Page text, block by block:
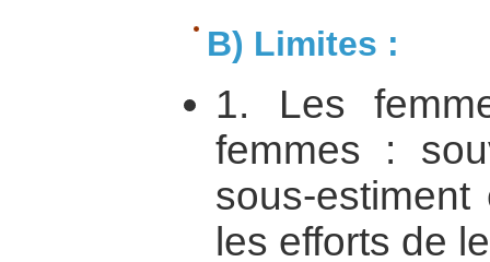
B) Limites :
1. Les
femmes :
sous-estiment
les efforts de